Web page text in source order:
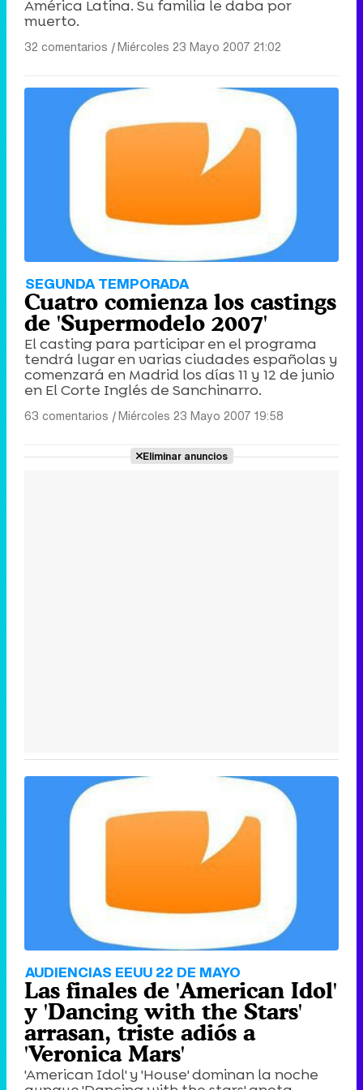
América Latina. Su familia le daba por
muerto.
32 comentarios |Miércoles 23 Mayo 2007 21:02
SEGUNDA TEMPORADA
Cuatro comienza los castings
de 'Supermodelo 2007'
El casting para participar en el programa
tendrá lugar en varias ciudades españolas y
comenzará en Madrid los días 11 y 12 de junio
en El Corte Inglés de Sanchinarro.
63 comentarios |Miércoles 23 Mayo 2007 19:58
Eliminar anuncios
AUDIENCIAS EEUU 22 DE MAYO
Las finales de 'American Idol'
y 'Dancing with the Stars'
arrasan, triste adiós a
'Veronica Mars'
'American Idol' y 'House' dominan la noche